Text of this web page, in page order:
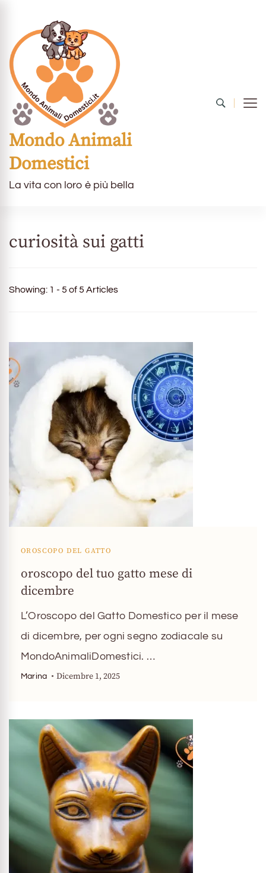
Mondo Animali
Domestici
La vita con loro è più bella
curiosità sui gatti
Showing: 1 - 5 of 5 Articles
OROSCOPO DEL GATTO
oroscopo del tuo gatto mese di
dicembre
L’Oroscopo del Gatto Domestico per il mese
di dicembre, per ogni segno zodiacale su
MondoAnimaliDomestici. …
Marina Dicembre 1, 2025